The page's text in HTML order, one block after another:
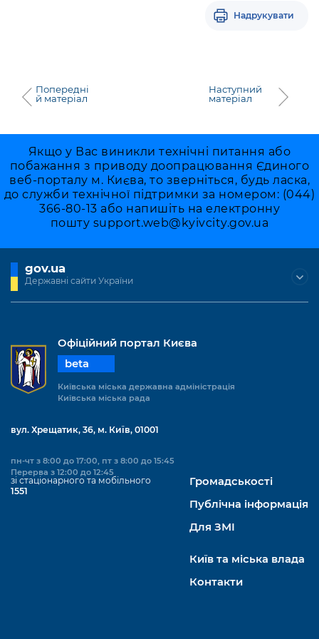
Надрукувати
Попередні
й матеріал
Наступний
матеріал
Якщо у Вас виникли технічні питання або
побажання з приводу доопрацювання Єдиного
веб-порталу м. Києва, то зверніться, будь ласка,
до служби технічної підтримки за номером: (044)
366-80-13 або напишіть на електронну
пошту support.web@kyivcity.gov.ua
gov.ua
Державні сайти України
Офіційний портал Києва
beta
Київська міська державна адміністрація
Київська міська рада
вул. Хрещатик, 36, м. Київ, 01001
пн-чт з 8:00 до 17:00, пт з 8:00 до 15:45
Перерва з 12:00 до 12:45
зі стаціонарного та мобільного
1551
Громадськості
Публічна інформація
Для ЗМІ
Київ та міська влада
Контакти